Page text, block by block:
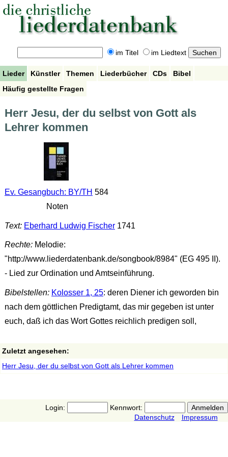
im Titel im Liedtext
Lieder Künstler Themen Liederbücher CDs
Bibel
Häufig gestellte Fragen
Herr Jesu, der du selbst von Gott als
Lehrer kommen
Ev. Gesangbuch: BY/TH 584
Noten
Text: Eberhard Ludwig Fischer1741
Rechte:Melodie:
"http://www.liederdatenbank.de/songbook/8984" (EG 495 II).
- Lied zur Ordination und Amtseinführung.
Bibelstellen: Kolosser 1, 25: deren Diener ich geworden bin
nach dem göttlichen Predigtamt, das mir gegeben ist unter
euch, daß ich das Wort Gottes reichlich predigen soll,
Zuletzt angesehen:
Herr Jesu, der du selbst von Gott als Lehrer kommen
Login:
Kennwort:
Datenschutz
Impressum